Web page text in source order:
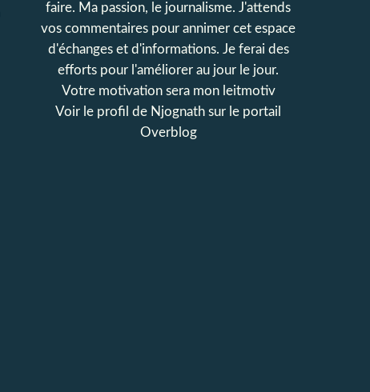
faire. Ma passion, le journalisme. J'attends
vos commentaires pour annimer cet espace
d'échanges et d'informations. Je ferai des
efforts pour l'améliorer au jour le jour.
Votre motivation sera mon leitmotiv
Voir le profil de Njognath sur le portail
Overblog